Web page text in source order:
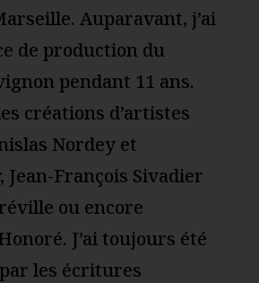
Auparavant, j’ai
de production du
pendant 11 ans.
créations d’artistes
Nordey et
Jean-François Sivadier
ou encore
J’ai toujours été
les écritures